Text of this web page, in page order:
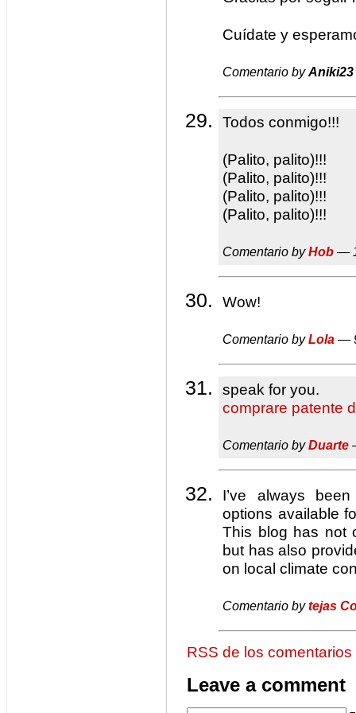
Cuídate y
Comentario byAniki23
Todos conmigo!!!
(Palito, palito)!!!
(Palito, palito)!!!
(Palito, palito)!!!
(Palito, palito)!!!
Comentario byHob —
Wow!
Comentario byLola —
speak for you.
comprare patente
Comentario byDuarte
I’ve always
options available
This blog has not
but has also
on local climate
Comentario bytejas
RSS de los comentarios
Leave a comment